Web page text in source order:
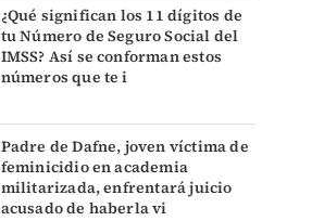
¿Qué significan los 11 dígitos de
tu Número de Seguro Social del
IMSS? Así se conforman estos
números que te i
Padre de Dafne, joven víctima de
feminicidio en academia
militarizada, enfrentará juicio
acusado de haberla vi